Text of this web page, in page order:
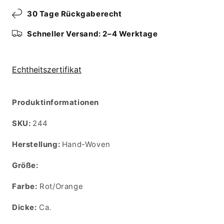
30 Tage Rückgaberecht
Schneller Versand: 2–4 Werktage
Echtheitszertifikat
Produktinformationen
SKU:
SKU: 244
Herstellung: Hand-Woven
Größe:
Farbe: Rot/Orange
Dicke: Ca.